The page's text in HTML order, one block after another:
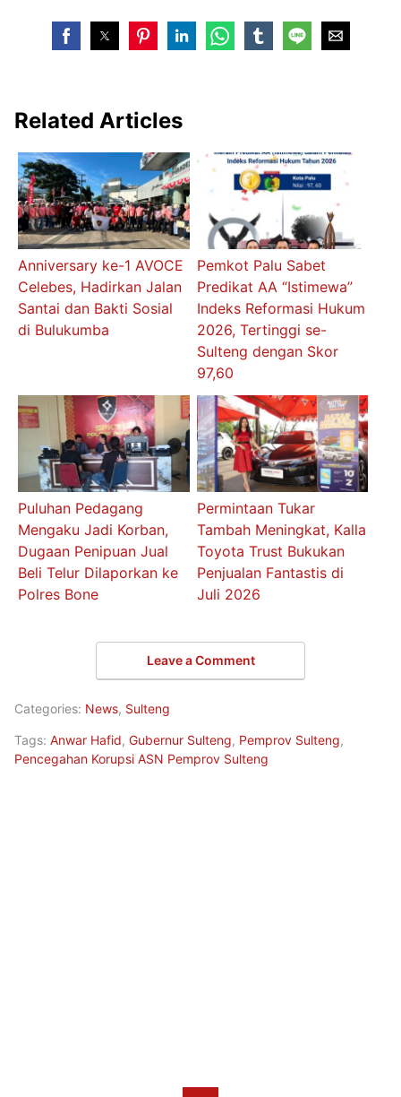
Related Articles
Anniversary ke-1 AVOCE
Celebes, Hadirkan Jalan
Santai dan Bakti Sosial
di Bulukumba
Pemkot Palu Sabet
Predikat AA “Istimewa”
Indeks Reformasi Hukum
2026, Tertinggi se-
Sulteng dengan Skor
97,60
Puluhan Pedagang
Mengaku Jadi Korban,
Dugaan Penipuan Jual
Beli Telur Dilaporkan ke
Polres Bone
Permintaan Tukar
Tambah Meningkat, Kalla
Toyota Trust Bukukan
Penjualan Fantastis di
Juli 2026
Leave a Comment
Categories: News, Sulteng
Tags: Anwar Hafid, Gubernur Sulteng, Pemprov Sulteng,
Pencegahan Korupsi ASN Pemprov Sulteng